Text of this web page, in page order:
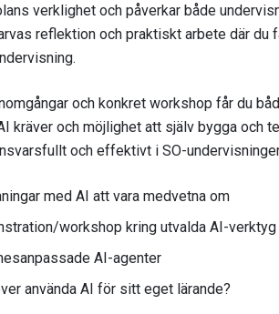
verklighet och påverkar både
reflektion och praktiskt arbete där du
och konkret workshop får du
kräver och möjlighet att själv bygga och
och effektivt i SO-
med AI att vara medvetna om
workshop kring utvalda AI-
AI-agenter
använda AI för sitt eget lärande?